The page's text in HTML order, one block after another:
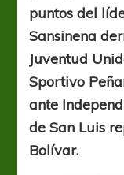
puntos del
Sansinena
Juventud
Sportivo
ante
de San Luis
Bolívar.